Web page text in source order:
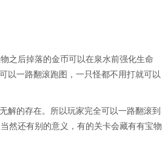
之后掉落的金币可以在泉水前强化生命
以一路翻滚跑图，一只怪都不用打就可以
解的存在。所以玩家完全可以一路翻滚到
然还有别的意义，有的关卡会藏有有宝物